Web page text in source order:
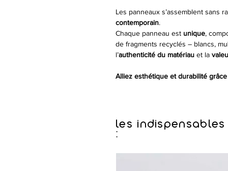
Les panneaux s’assemblent sans
contemporain.
Chaque panneau est unique,
de fragments recyclés – blancs,
l’authenticité du matériau et la
Alliez esthétique et durabilité
les
: